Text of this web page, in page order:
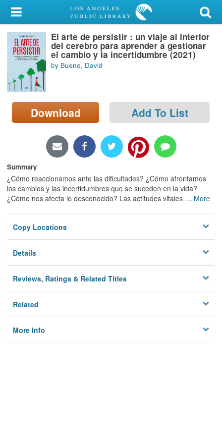
My Account
Library Card
Sign In
Search
Locations/Hours (external
page)
El arte de persistir : un viaje al interior
del cerebro para aprender a gestionar
el cambio y la incertidumbre (2021)
by Bueno, David
Download Add To List
Summary
¿Cómo reaccionamos ante las dificultades? ¿Cómo afrontamos
los cambios y las incertidumbres que se suceden en la vida?
¿Cómo nos afecta lo desconocido? Las actitudes vitales … More
Copy Locations
Details
Reviews, Ratings & Related Titles
Related
More Info